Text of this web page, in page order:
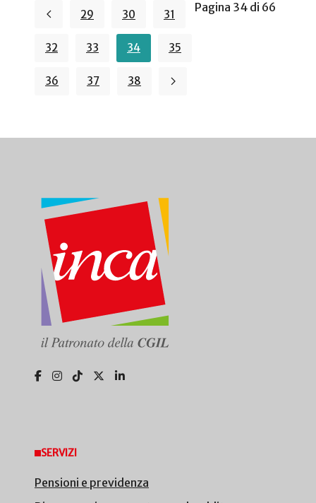
Pagina 34 di 66
29 30 31
32 33 34 35
36 37 38
SERVIZI
Pensioni e previdenza